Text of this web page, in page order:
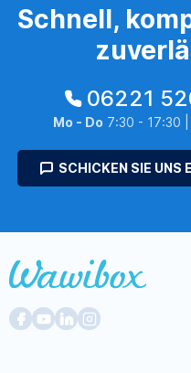
Schnell,
06221
Mo - Do 7:30 - 17:30 |
SCHICKEN SIE UNS